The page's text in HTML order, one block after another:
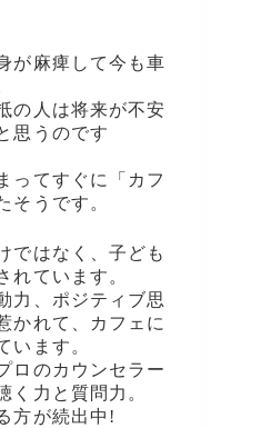
が麻痺して今も車
の人は将来が不安
思うのです
ってすぐに「カフ
そうです。
ではなく、子ども
れています。
力、ポジティブ思
かれて、カフェに
います。
ロのカウンセラー
く力と質問力。
方が続出中!